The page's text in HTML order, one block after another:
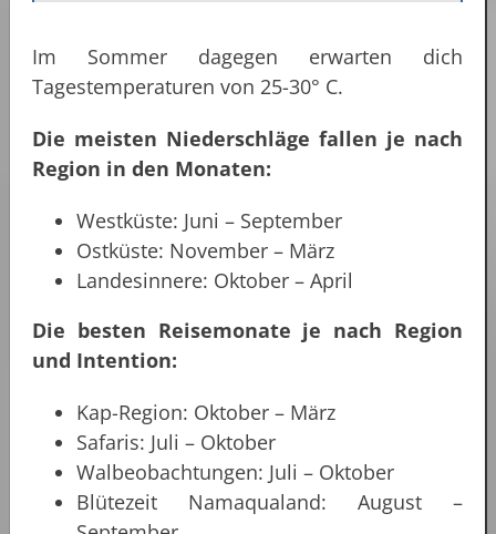
Im Sommer dagegen erwarten dich
Tagestemperaturen von 25-30° C.
Die meisten Niederschläge fallen je nach
Region in den Monaten:
Westküste: Juni – September
Ostküste: November – März
Landesinnere: Oktober – April
Die besten Reisemonate je nach Region
und Intention:
Kap-Region: Oktober – März
Safaris: Juli – Oktober
Walbeobachtungen: Juli – Oktober
Blütezeit Namaqualand: August –